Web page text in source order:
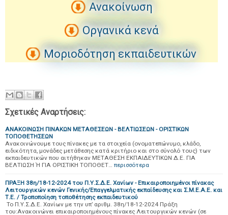
Ανακοίνωση
Οργανικά κενά
Μοριοδότηση εκπαιδευτικών
Σχετικές Αναρτήσεις:
ΑΝΑΚΟΙΝΩΣΗ ΠΙΝΑΚΩΝ ΜΕΤΑΘΕΣΕΩΝ - ΒΕΛΤΙΩΣΕΩΝ - ΟΡΙΣΤΙΚΩΝ
ΤΟΠΟΘΕΤΗΣΕΩΝ
Ανακοινώνουμε τους πίνακες με τα στοιχεία (ονοματεπώνυμο, κλάδο,
ειδικότητα, μονάδες μετάθεσης κατά κριτήριο και στο σύνολό τους) των
εκπαιδευτικών που αιτήθηκαν ΜΕΤΑΘΕΣΗ ΕΚΠΑΙΔΕΥΤΙΚΩΝ Δ.Ε. ΓΙΑ
ΒΕΛΤΙΩΣΗ Ή ΓΙΑ ΟΡΙΣΤΙΚΗ ΤΟΠΟΘΕΤ… περισσότερα
ΠΡΑΞΗ 38η/18-12-2024 του Π.Υ.Σ.Δ.Ε. Χανίων - Επικαιροποιημένοι πίνακας
Λειτουργικών κενών Γενικής/Επαγγελματικής εκπαίδευσης και Σ.Μ.Ε.Α.Ε. και
Τ.Ε. / Τροποποίηση τοποθέτησης εκπαιδευτικού
Το Π.Υ.Σ.Δ.Ε. Χανίων με την υπ’ αριθμ. 38η/18-12-2024 Πράξη
του:Ανακοινώνει επικαιροποιημένους πίνακες Λειτουργικών κενών (σε